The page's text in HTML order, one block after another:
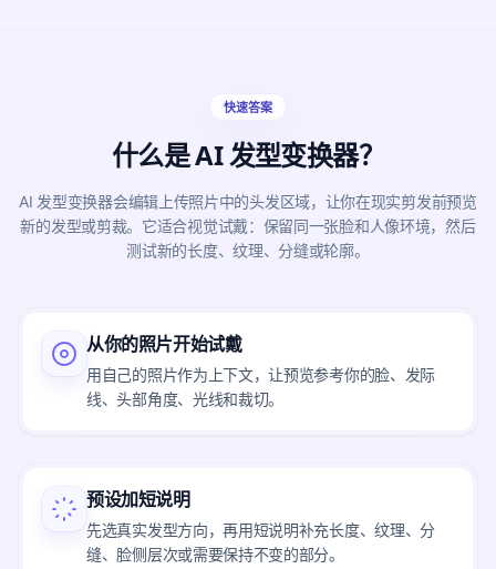
快速答案
什么是 AI 发型变换器？
AI 发型变换器会编辑上传照片中的头发区域，让你在现实剪发前预览
新的发型或剪裁。它适合视觉试戴：保留同一张脸和人像环境，然后
测试新的长度、纹理、分缝或轮廓。
从你的照片开始试戴
用自己的照片作为上下文，让预览参考你的脸、发际
线、头部角度、光线和裁切。
预设加短说明
先选真实发型方向，再用短说明补充长度、纹理、分
缝、脸侧层次或需要保持不变的部分。